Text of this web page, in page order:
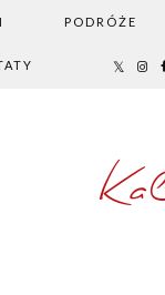
PODRÓŻE